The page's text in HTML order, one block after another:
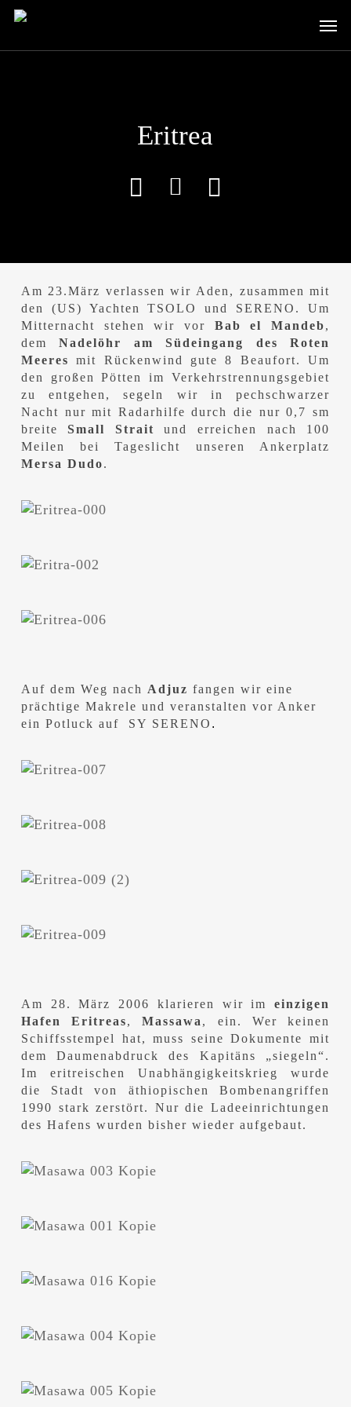
Skip
main
Eritrea
Am 23.März verlassen wir Aden, zusammen mit
den (US) Yachten TSOLO und SERENO. Um
Mitternacht stehen wir vor Bab el Mandeb,
demNadelöhr am Südeingang des Roten
Meeres
mit Rückenwind gute 8 Beaufort. Um
den großen Pötten im Verkehrstrennungsgebiet
zu entgehen, segeln wir in pechschwarzer
Nacht nur mit Radarhilfe durch die nur 0,7 sm
breiteSmall Strait und erreichen nach 100
Meilen bei Tageslicht unseren Ankerplatz
Mersa Dudo.
Auf dem Weg nach Adjuz fangen wir eine
prächtige Makrele und veranstalten vor Anker
ein Potluck auf SY SERENO .
Am 28. März 2006 klarieren wir imeinzigen
Hafen Eritreas,Massawa, ein. Wer keinen
Schiffsstempel hat, muss seine Dokumente mit
dem Daumenabdruck des Kapitäns „siegeln“.
Im eritreischen Unabhängigkeitskrieg wurde
die Stadt von äthiopischen Bombenangriffen
1990 stark zerstört. Nur die Ladeeinrichtungen
des Hafens wurden bisher wieder aufgebaut.